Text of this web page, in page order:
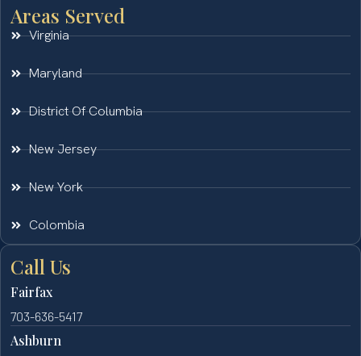
Areas Served
Virginia
Maryland
District Of Columbia
New Jersey
New York
Colombia
Call Us
Fairfax
703-636-5417
Ashburn